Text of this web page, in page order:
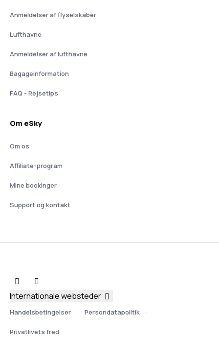
Anmeldelser af flyselskaber
Lufthavne
Anmeldelser af lufthavne
Bagageinformation
FAQ - Rejsetips
Om eSky
Om os
Affiliate-program
Mine bookinger
Support og kontakt
Handelsbetingelser Persondatapolitik
Privatlivets fred
Internationale websteder